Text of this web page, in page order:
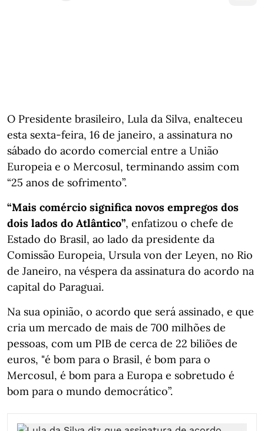
O Presidente brasileiro, Lula da Silva, enalteceu
esta sexta-feira, 16 de janeiro, a assinatura no
sábado do acordo comercial entre a União
Europeia e o Mercosul, terminando assim com
“25 anos de sofrimento”.
“Mais comércio significa novos empregos dos
dois lados do Atlântico”, enfatizou o chefe de
Estado do Brasil, ao lado da presidente da
Comissão Europeia, Ursula von der Leyen, no Rio
de Janeiro, na véspera da assinatura do acordo na
capital do Paraguai.
Na sua opinião, o acordo que será assinado, e que
cria um mercado de mais de 700 milhões de
pessoas, com um PIB de cerca de 22 biliões de
euros, "é bom para o Brasil, é bom para o
Mercosul, é bom para a Europa e sobretudo é
bom para o mundo democrático”.